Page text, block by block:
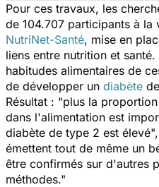
Pour ces travaux, les
de 104.707 participants à la
NutriNet-Santé, mise en
liens entre nutrition et
habitudes alimentaires de
de développer un diabète
Résultat : "plus la
dans l'alimentation est
diabète de type 2 est élevé
émettent tout de même un
être confirmés sur d'autres
méthodes."